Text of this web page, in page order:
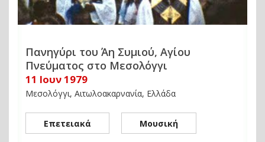
Πανηγύρι του Άη Συμιού, Αγίου
Πνεύματος στο Μεσολόγγι
11 Ιουν 1979
Μεσολόγγι, Αιτωλοακαρνανία, Ελλάδα
Επετειακά Μουσική